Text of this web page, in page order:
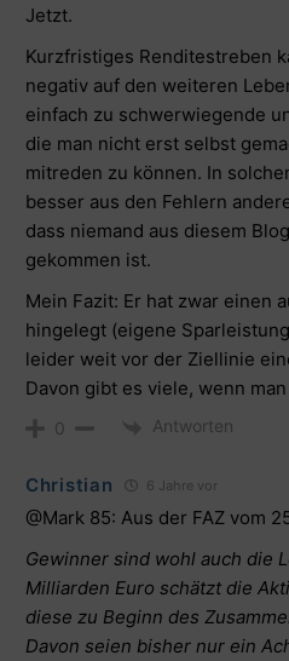
Jetzt.
Kurzfristiges Renditestreben
negativ auf den weiteren
einfach zu schwerwiegende
die man nicht erst selbst
mitreden zu können. In
besser aus den Fehlern
dass niemand aus diesem
gekommen ist.
Mein Fazit: Er hat zwar einen
hingelegt (eigene
leider weit vor der Ziellinie
Davon gibt es viele, wenn
0 Antworten
Christian 6 Jahre vor
@Mark 85: Aus der FAZ vom
Gewinner sind wohl auch die
Milliarden Euro schätzt die
diese zu Beginn des
Davon seien bisher nur ein